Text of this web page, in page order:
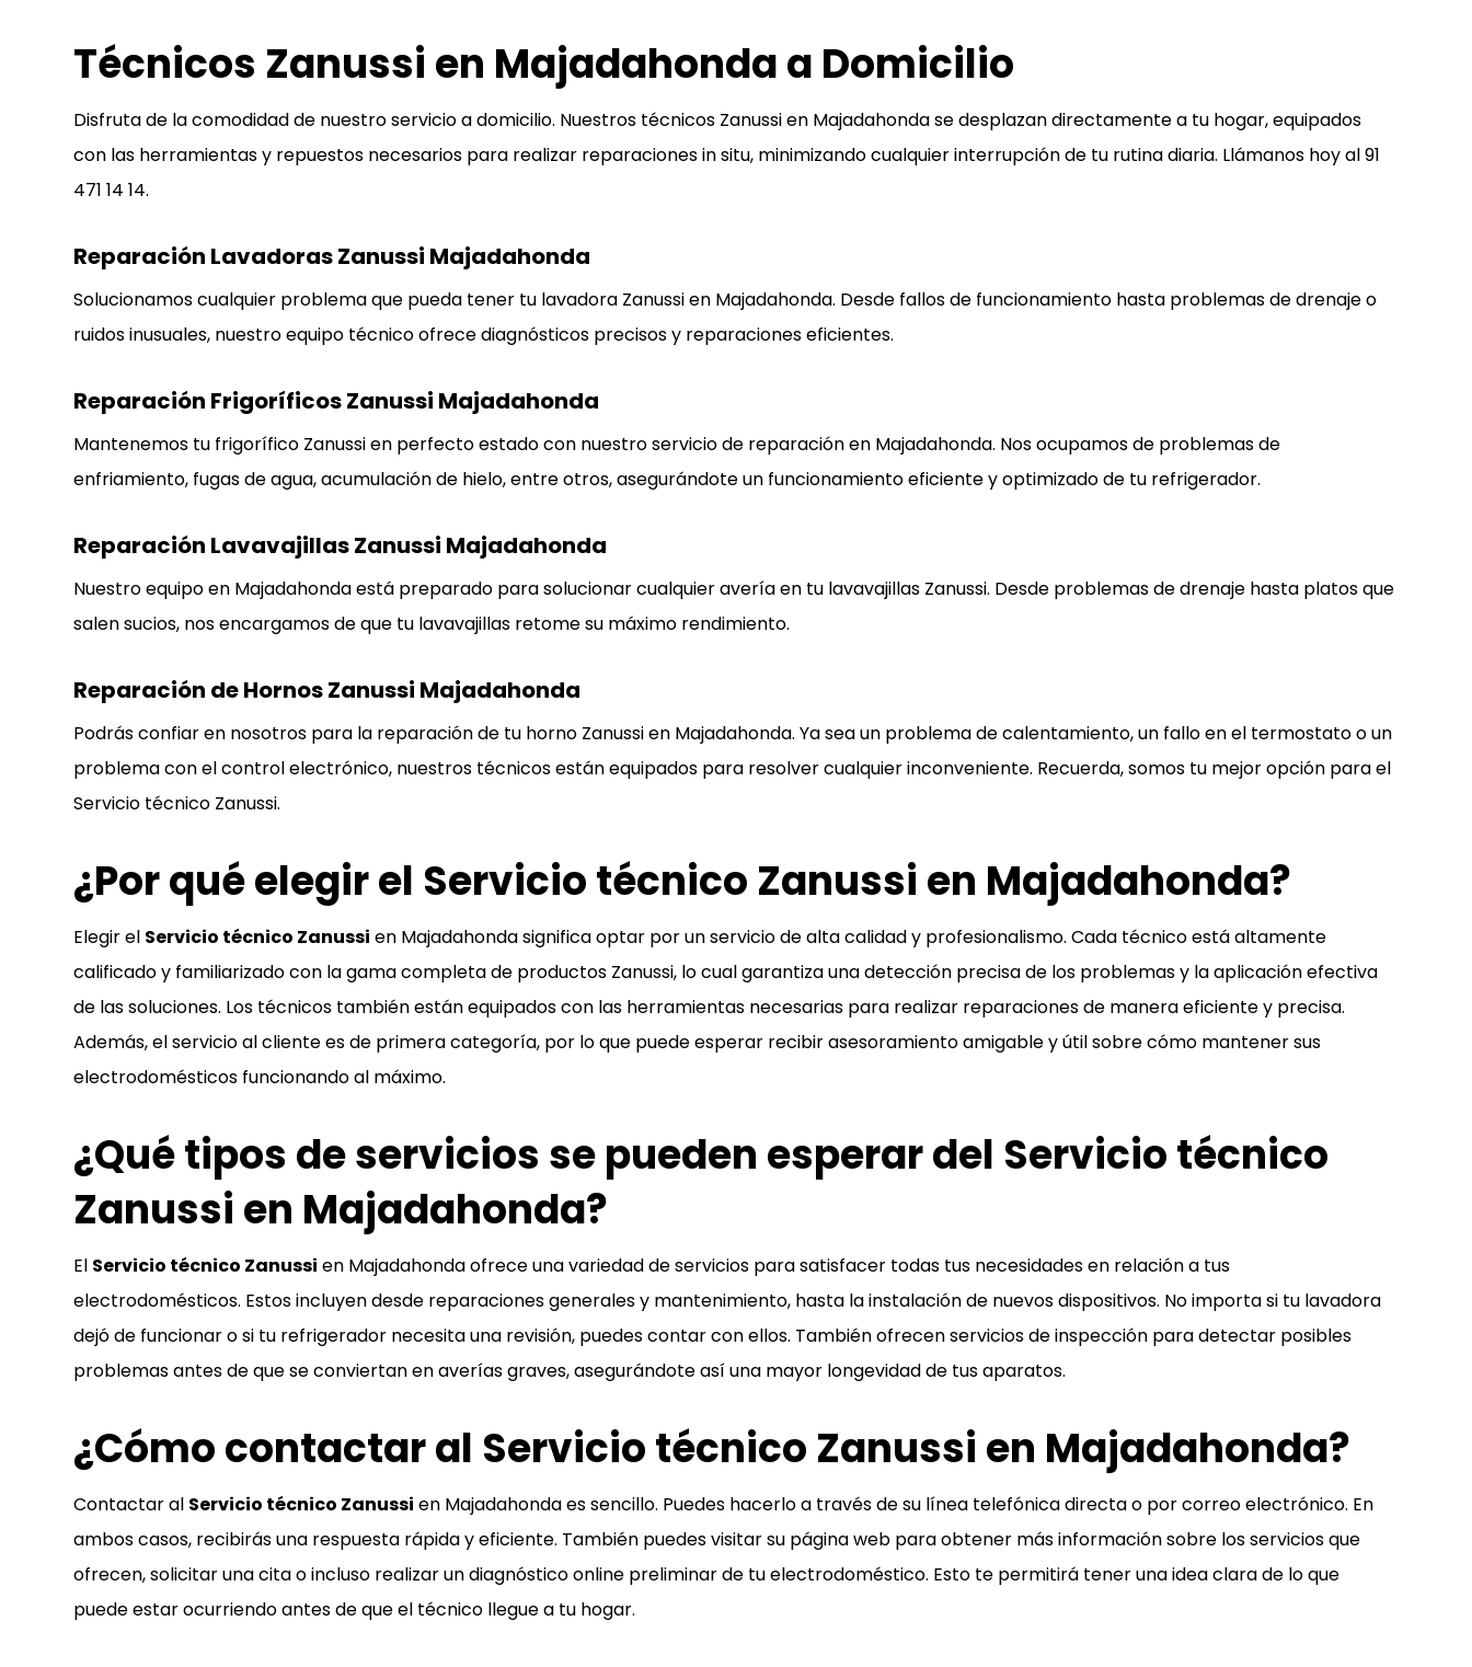
Técnicos Zanussi en Majadahonda a Domicilio
Disfruta de la comodidad de nuestro servicio a domicilio. Nuestros técnicos Zanussi en Majadahonda se desplazan directamente a tu hogar, equipados
con las herramientas y repuestos necesarios para realizar reparaciones in situ, minimizando cualquier interrupción de tu rutina diaria. Llámanos hoy al91
471 14 14.
Reparación Lavadoras Zanussi Majadahonda
Solucionamos cualquier problema que pueda tener tu lavadora Zanussi en Majadahonda. Desde fallos de funcionamiento hasta problemas de drenaje o
ruidos inusuales, nuestro equipo técnico ofrece diagnósticos precisos y reparaciones eficientes.
Reparación Frigoríficos Zanussi Majadahonda
Mantenemos tu frigorífico Zanussi en perfecto estado con nuestro servicio de reparación en Majadahonda. Nos ocupamos de problemas de
enfriamiento, fugas de agua, acumulación de hielo, entre otros, asegurándote un funcionamiento eficiente y optimizado de tu refrigerador.
Reparación Lavavajillas Zanussi Majadahonda
Nuestro equipo en Majadahonda está preparado para solucionar cualquier avería en tu lavavajillas Zanussi. Desde problemas de drenaje hasta platos que
salen sucios, nos encargamos de que tu lavavajillas retome su máximo rendimiento.
Reparación de Hornos Zanussi Majadahonda
Podrás confiar en nosotros para la reparación de tu horno Zanussi en Majadahonda. Ya sea un problema de calentamiento, un fallo en el termostato o un
problema con el control electrónico, nuestros técnicos están equipados para resolver cualquier inconveniente. Recuerda, somos tu mejor opción para el
Servicio técnico Zanussi.
¿Por qué elegir el Servicio técnico Zanussi en Majadahonda?
Elegir el Servicio técnico Zanussi en Majadahonda significa optar por un servicio de alta calidad y profesionalismo. Cada técnico está altamente
calificado y familiarizado con la gama completa de productos Zanussi, lo cual garantiza una detección precisa de los problemas y la aplicación efectiva
de las soluciones. Los técnicos también están equipados con las herramientas necesarias para realizar reparaciones de manera eficiente y precisa.
Además, el servicio al cliente es de primera categoría, por lo que puede esperar recibir asesoramiento amigable y útil sobre cómo mantener sus
electrodomésticos funcionando al máximo.
¿Qué tipos de servicios se pueden esperar del Servicio técnico
Zanussi en Majadahonda?
El Servicio técnico Zanussi en Majadahonda ofrece una variedad de servicios para satisfacer todas tus necesidades en relación a tus
electrodomésticos. Estos incluyen desde reparaciones generales y mantenimiento, hasta la instalación de nuevos dispositivos. No importa si tu lavadora
dejó de funcionar o si tu refrigerador necesita una revisión, puedes contar con ellos. También ofrecen servicios de inspección para detectar posibles
problemas antes de que se conviertan en averías graves, asegurándote así una mayor longevidad de tus aparatos.
¿Cómo contactar al Servicio técnico Zanussi en Majadahonda?
Contactar al Servicio técnico Zanussi en Majadahonda es sencillo. Puedes hacerlo a través de su línea telefónica directa o por correo electrónico. En
ambos casos, recibirás una respuesta rápida y eficiente. También puedes visitar su página web para obtener más información sobre los servicios que
ofrecen, solicitar una cita o incluso realizar un diagnóstico online preliminar de tu electrodoméstico. Esto te permitirá tener una idea clara de lo que
puede estar ocurriendo antes de que el técnico llegue a tu hogar.